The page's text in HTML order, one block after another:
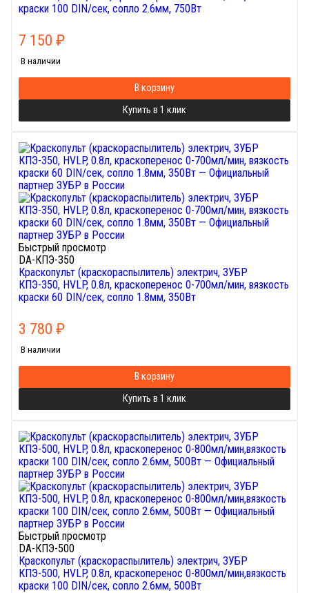
краски 100 DIN/сек, сопло 2.6мм, 750Вт
7 150 ₽
В наличии
В корзину
Купить в 1 клик
Быстрый просмотр
DA-КПЭ-350
Краскопульт (краскораспылитель) электрич, ЗУБР
КПЭ-350, HVLP, 0.8л, краскоперенос 0-700мл/мин, вязкость
краски 60 DIN/сек, сопло 1.8мм, 350Вт
3 780 ₽
В наличии
В корзину
Купить в 1 клик
Быстрый просмотр
DA-КПЭ-500
Краскопульт (краскораспылитель) электрич, ЗУБР
КПЭ-500, HVLP, 0.8л, краскоперенос 0-800мл/мин,вязкость
краски 100 DIN/сек, сопло 2.6мм, 500Вт